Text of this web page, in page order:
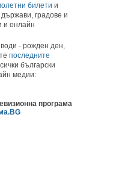
билети и
градове и
и онлайн
- рожден ден,
последните
български
медии:
програма